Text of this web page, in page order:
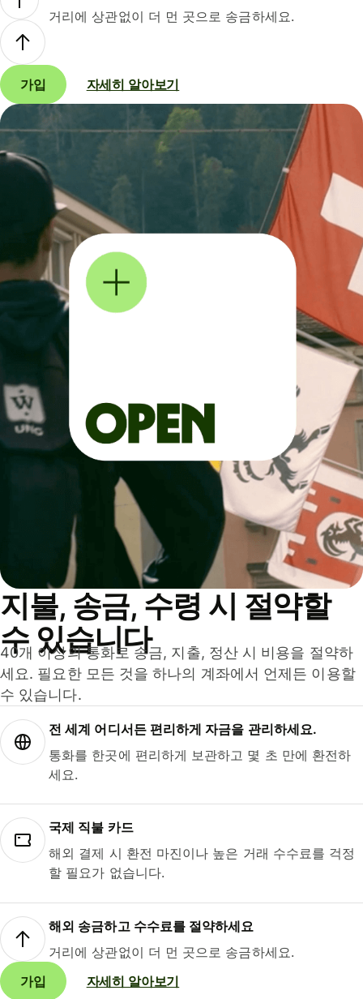
거리에 상관없이 더 먼 곳으로 송금하세요.
가입 자세히 알아보기
지불, 송금, 수령 시 절약할
수 있습니다
40개 이상의 통화로 송금, 지출, 정산 시 비용을 절약하
세요. 필요한 모든 것을 하나의 계좌에서 언제든 이용할
수 있습니다.
전 세계 어디서든 편리하게 자금을 관리하세요.
통화를 한곳에 편리하게 보관하고 몇 초 만에 환전하
세요.
국제 직불 카드
해외 결제 시 환전 마진이나 높은 거래 수수료를 걱정
할 필요가 없습니다.
해외 송금하고 수수료를 절약하세요
거리에 상관없이 더 먼 곳으로 송금하세요.
가입
자세히 알아보기